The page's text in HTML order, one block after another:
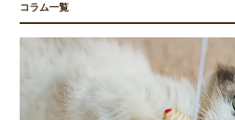
コラム一覧